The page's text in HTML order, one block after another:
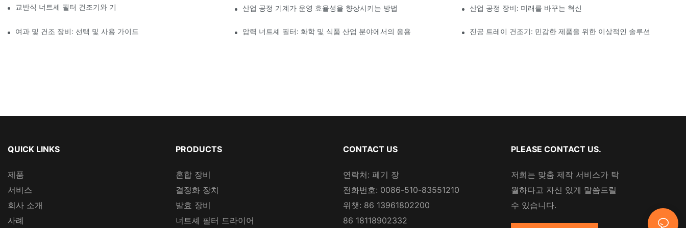
교반식 너트셰 필터 건조기와 기타 건조 방법 비교 산업 공정 기계가 운영 효율성을 향상시키는 방법 산업 공정 장비: 미래를 바꾸는 혁신
여과 및 건조 장비: 선택 및 사용 가이드 압력 너트셰 필터: 화학 및 식품 산업 분야에서의 응용 진공 트레이 건조기: 민감한 제품을 위한 이상적인 솔루션
QUICK LINKS
제품
서비스
회사 소개
사례
PRODUCTS
혼합 장비
결정화 장치
발효 장비
너트셰 필터 드라이어
CONTACT US
연락처: 페기 장
전화번호: 0086-510-83551210
위챗: 86 13961802200
86 18118902332
PLEASE CONTACT US.
저희는 맞춤 제작 서비스가 탁
월하다고 자신 있게 말씀드릴
수 있습니다.